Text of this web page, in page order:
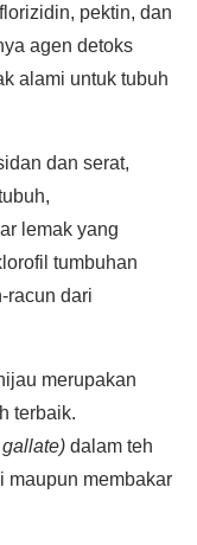
pektin, dan
agen detoks
alami untuk tubuh
dan serat,
lemak yang
tumbuhan
racun dari
merupakan
terbaik.
dalam teh
maupun membakar